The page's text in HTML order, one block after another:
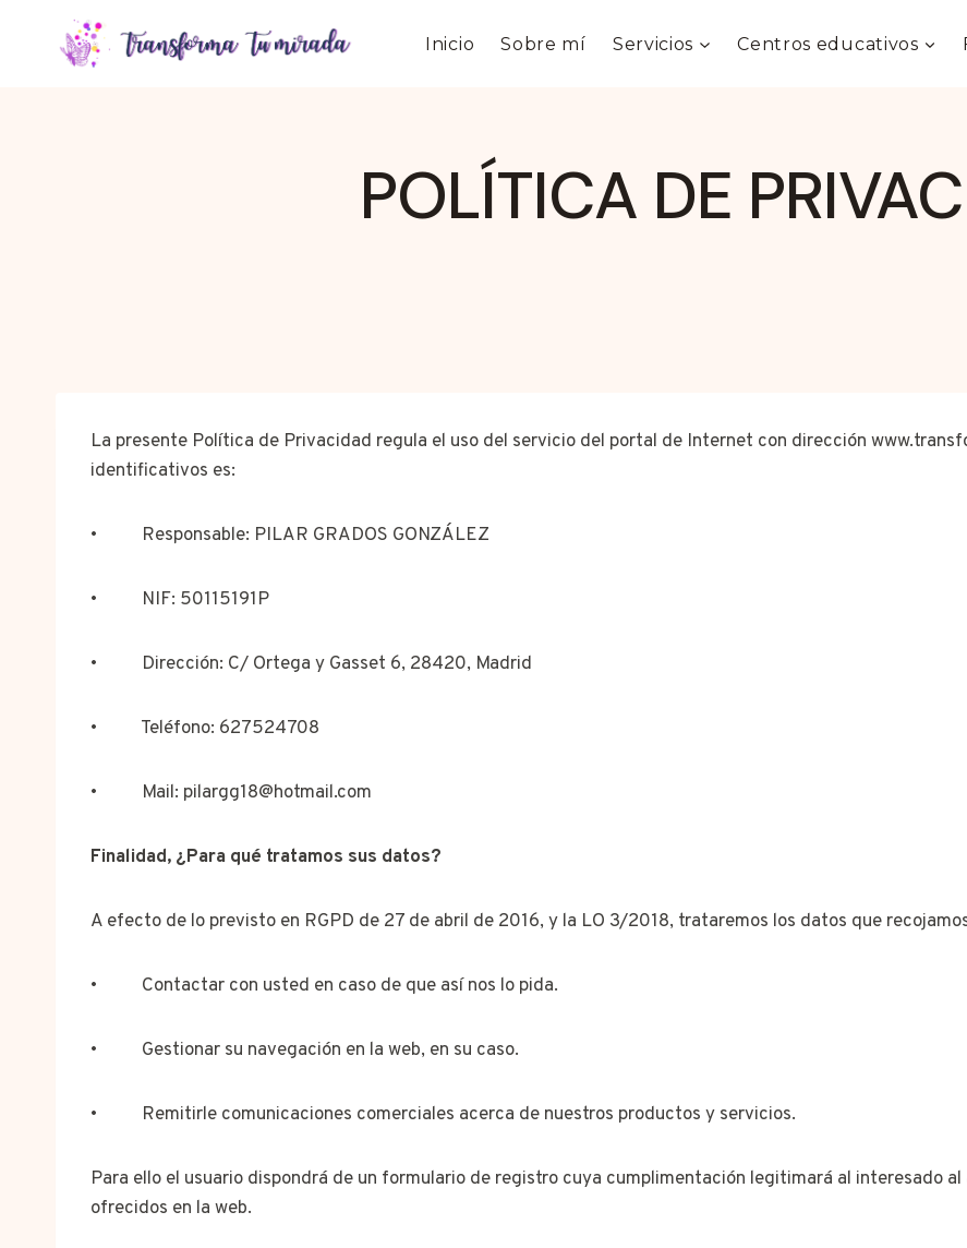
contenido
Inicio Sobre mí Servicios Centros educativos
POLÍTICA DE
La presente Política de Privacidad regula el uso del servicio del portal de Internet con dirección
identificativos es:
• Responsable: PILAR GRADOS GONZÁLEZ
• NIF: 50115191P
• Dirección: C/ Ortega y Gasset 6, 28420, Madrid
• Teléfono: 627524708
• Mail: pilargg18@hotmail.com
Finalidad, ¿Para qué tratamos sus datos?
A efecto de lo previsto en RGPD de 27 de abril de 2016, y la LO 3/2018, trataremos los datos que
• Contactar con usted en caso de que así nos lo pida.
• Gestionar su navegación en la web, en su caso.
• Remitirle comunicaciones comerciales acerca de nuestros productos y servicios.
Para ello el usuario dispondrá de un formulario de registro cuya cumplimentación legitimará al interesado
ofrecidos en la web.